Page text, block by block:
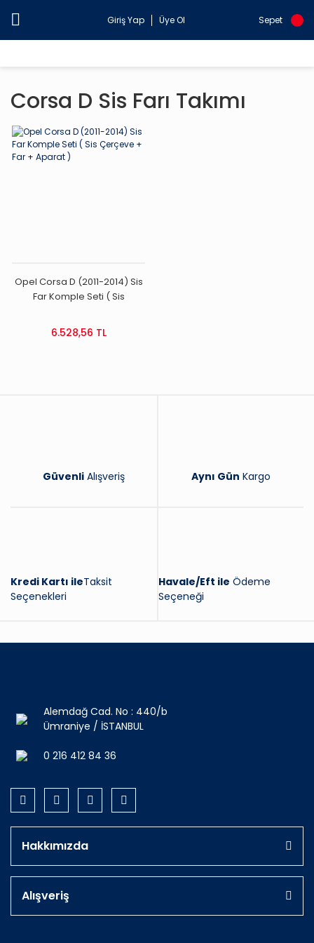
Giriş Yap Üye Ol Sepet
Corsa D Sis Farı Takımı
Opel Corsa D (2011-2014) Sis
Far Komple Seti ( Sis
6.528,56 TL
Güvenli Alışveriş Aynı Gün Kargo
Kredi Kartı ileTaksit
Seçenekleri
Havale/Eft ile Ödeme
Seçeneği
Alemdağ Cad. No : 440/b
Ümraniye / İSTANBUL
0 216 412 84 36
Hakkımızda
Alışveriş